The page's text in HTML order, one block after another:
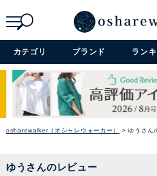
カテゴリ ブランド ラン
osharewalker（オシャレウォーカー） ゆうさん
ゆうさんのレビュー